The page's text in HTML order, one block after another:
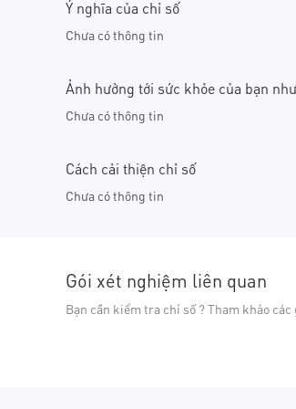
Ý nghĩa của chỉ số
Chưa có thông tin
Ảnh hưởng tới sức khỏe của bạn
Chưa có thông tin
Cách cải thiện chỉ số
Chưa có thông tin
Gói xét nghiệm liên quan
Bạn cần kiểm tra chỉ số ? Tham khảo